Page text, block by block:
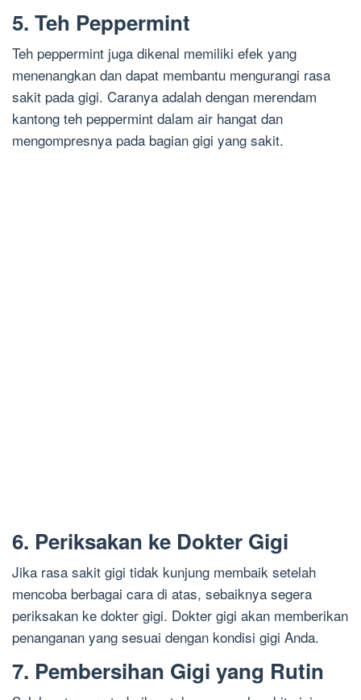
5. Teh Peppermint
Teh peppermint juga dikenal memiliki efek yang
menenangkan dan dapat membantu mengurangi rasa
sakit pada gigi. Caranya adalah dengan merendam
kantong teh peppermint dalam air hangat dan
mengompresnya pada bagian gigi yang sakit.
6. Periksakan ke Dokter Gigi
Jika rasa sakit gigi tidak kunjung membaik setelah
mencoba berbagai cara di atas, sebaiknya segera
periksakan ke dokter gigi. Dokter gigi akan memberikan
penanganan yang sesuai dengan kondisi gigi Anda.
7. Pembersihan Gigi yang Rutin